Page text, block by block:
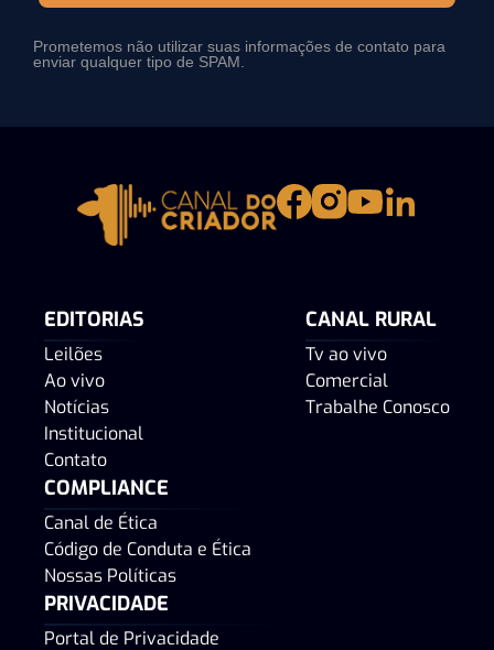
Prometemos não utilizar suas informações de contato para
enviar qualquer tipo de SPAM.
EDITORIAS
Leilões
Ao vivo
Notícias
Institucional
Contato
CANAL RURAL
Tv ao vivo
Comercial
Trabalhe Conosco
COMPLIANCE
Canal de Ética
Código de Conduta e Ética
Nossas Políticas
PRIVACIDADE
Portal de Privacidade